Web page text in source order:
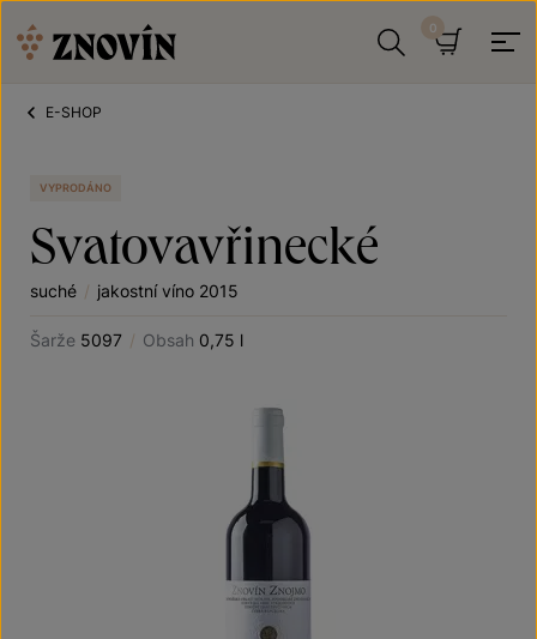
E-SHOP
VYPRODÁNO
Svatovavřinecké
suché / jakostní víno 2015
Šarže 5097 / Obsah 0,75 l